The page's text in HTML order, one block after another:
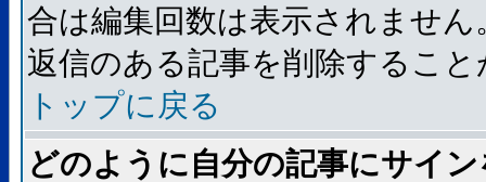
合は編集回数は表示されませ
返信のある記事を削除するこ
トップに戻る
どのように自分の記事にサイ